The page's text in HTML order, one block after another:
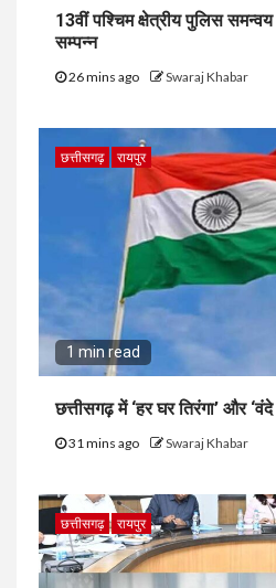
13वीं पश्चिम क्षेत्रीय पुलिस
सम्पन्न
26 mins ago Swaraj Khabar
छत्तीसगढ़ रायपुर
1 min read
छत्तीसगढ़ में ‘हर घर तिरंगा’ और
31 mins ago Swaraj Khabar
छत्तीसगढ़ रायपुर